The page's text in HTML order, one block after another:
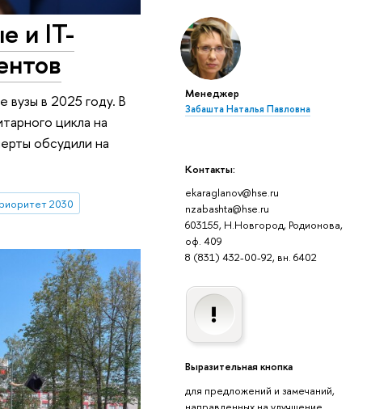
Менеджер
Забашта Наталья Павловна
Контакты:
ekaraglanov@hse.ru
nzabashta@hse.ru
603155, Н.Новгород, Родионова,
оф. 409
8 (831) 432-00-92, вн. 6402
Выразительная кнопка
для предложений и замечаний,
и IT-
вузы в 2025 году. В
цикла на
обсудили на
2030